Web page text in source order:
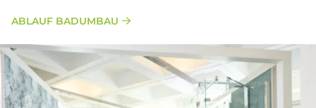
ABLAUF BADUMBAU